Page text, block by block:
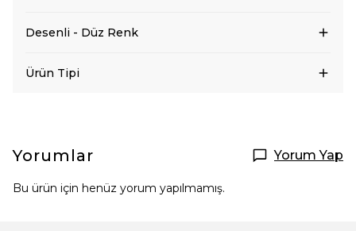
Desenli - Düz Renk
Ürün Tipi
Yorumlar Yorum Yap
Bu ürün için henüz yorum yapılmamış.